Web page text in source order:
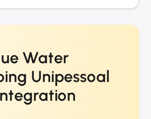
Water
Unipessoal